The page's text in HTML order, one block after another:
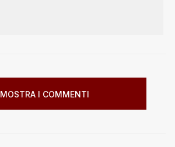
MOSTRA I COMMENTI